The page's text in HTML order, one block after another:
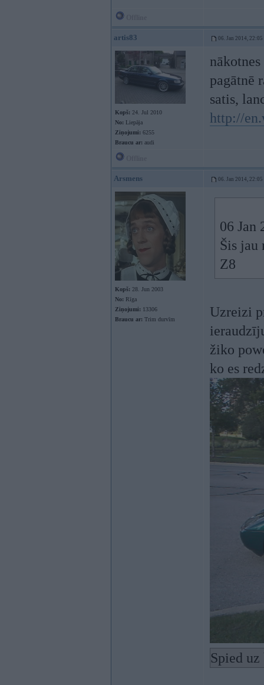
artis83 06. Jan 2014, 22:05
Kopš: 24. Jul 2010
No: Liepāja
Ziņojumi: 6255
Braucu ar: audi
pagātnē
satis,
http://
Arsmens 06. Jan 2014, 22:05
Kopš: 28. Jun 2003
No: Rīga
Ziņojumi: 13306
Braucu ar: Trim durvīm
06 Jan
Šis jau
Z8
Uzreizi
žiko
ko es
Spied